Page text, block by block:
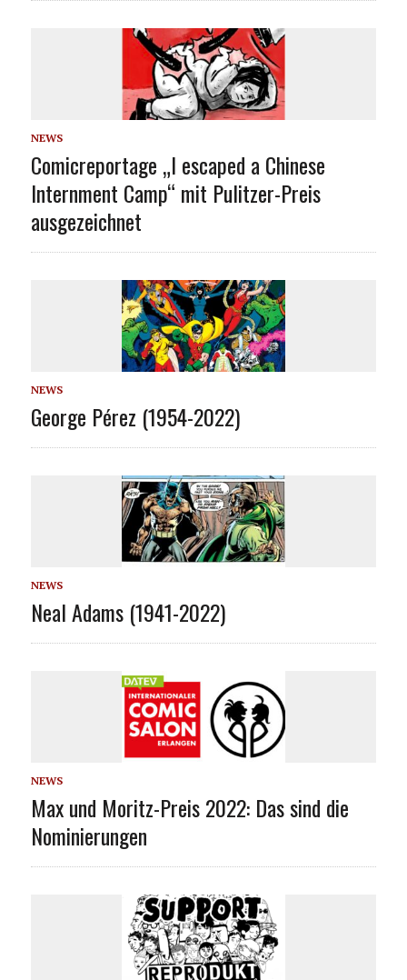
NEWS
Comicreportage „I escaped a Chinese
Internment Camp“ mit Pulitzer-Preis
ausgezeichnet
NEWS
George Pérez (1954-2022)
NEWS
Neal Adams (1941-2022)
NEWS
Max und Moritz-Preis 2022: Das sind die
Nominierungen